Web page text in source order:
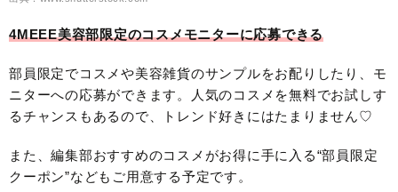
4MEEE美容部限定のコスメモニターに応募できる
部員限定でコスメや美容雑貨のサンプルをお配りしたり、モ
ニターへの応募ができます。人気のコスメを無料でお試しす
るチャンスもあるので、トレンド好きにはたまりません♡
また、編集部おすすめのコスメがお得に手に入る“部員限定
クーポン”などもご用意する予定です。